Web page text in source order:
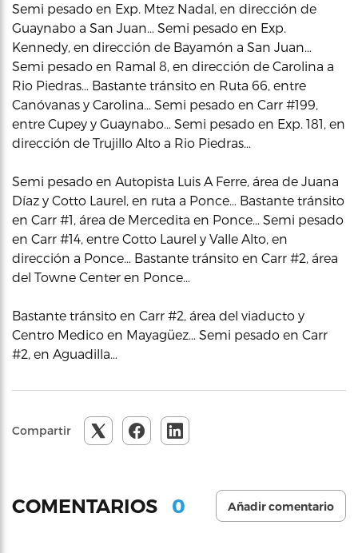
Semi pesado en Exp. Mtez Nadal, en dirección de
Guaynabo a San Juan… Semi pesado en Exp.
Kennedy, en dirección de Bayamón a San Juan…
Semi pesado en Ramal 8, en dirección de Carolina a
Rio Piedras… Bastante tránsito en Ruta 66, entre
Canóvanas y Carolina… Semi pesado en Carr #199,
entre Cupey y Guaynabo… Semi pesado en Exp. 181, en
dirección de Trujillo Alto a Rio Piedras…
Semi pesado en Autopista Luis A Ferre, área de Juana
Díaz y Cotto Laurel, en ruta a Ponce… Bastante tránsito
en Carr #1, área de Mercedita en Ponce… Semi pesado
en Carr #14, entre Cotto Laurel y Valle Alto, en
dirección a Ponce… Bastante tránsito en Carr #2, área
del Towne Center en Ponce…
Bastante tránsito en Carr #2, área del viaducto y
Centro Medico en Mayagüez… Semi pesado en Carr
#2, en Aguadilla…
Compartir
COMENTARIOS 0 Añadir comentario